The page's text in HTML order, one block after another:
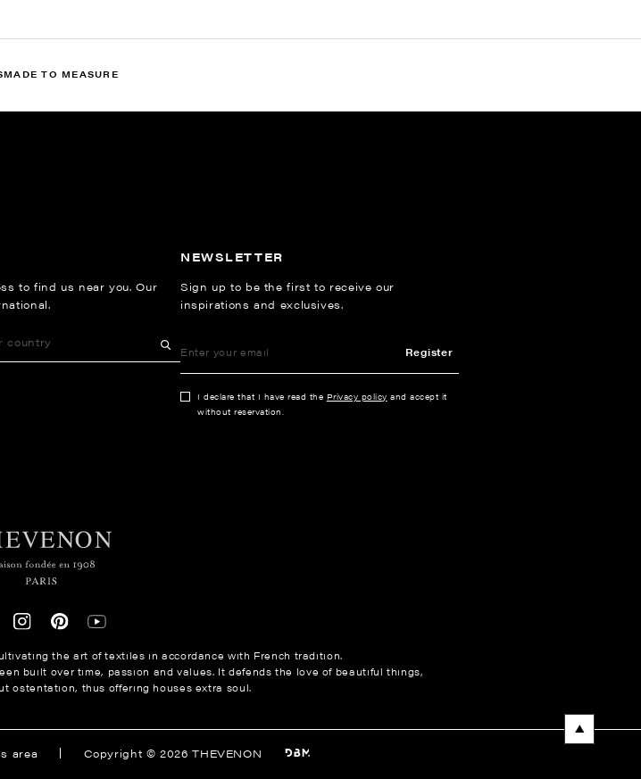
MADE TO MEASURE
to find us near you. Our
NEWSLETTER
Sign up to be the first to receive our
inspirations and exclusives.
Register
I declare that I have read the Privacy policy and accept it
without reservation.
the art of textiles in accordance with French tradition.
built over time, passion and values. It defends the love of beautiful things,
ostentation, thus offering houses extra soul.
area Copyright © 2026 THEVENON
la conformité avec les réglementations. Personnalisez vos préférences pour contrôler la